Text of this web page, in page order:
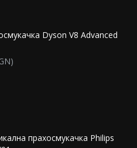
Dyson V8 Advanced
прахосмукачка Philips